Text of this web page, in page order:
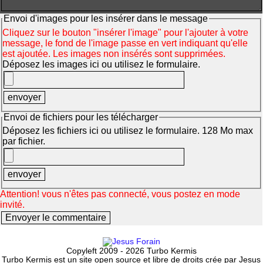
Envoi d'images pour les insérer dans le message
Cliquez sur le bouton "insérer l'image" pour l'ajouter à votre
message, le fond de l'image passe en vert indiquant qu'elle
est ajoutée. Les images non insérés sont supprimées.
Déposez les images ici ou utilisez le formulaire.
Envoi de fichiers pour les télécharger
Déposez les fichiers ici ou utilisez le formulaire. 128 Mo max
par fichier.
Attention! vous n'êtes pas connecté, vous postez en mode
invité.
Copyleft 2009 - 2026 Turbo Kermis
Turbo Kermis est un site open source et libre de droits crée par Jesus